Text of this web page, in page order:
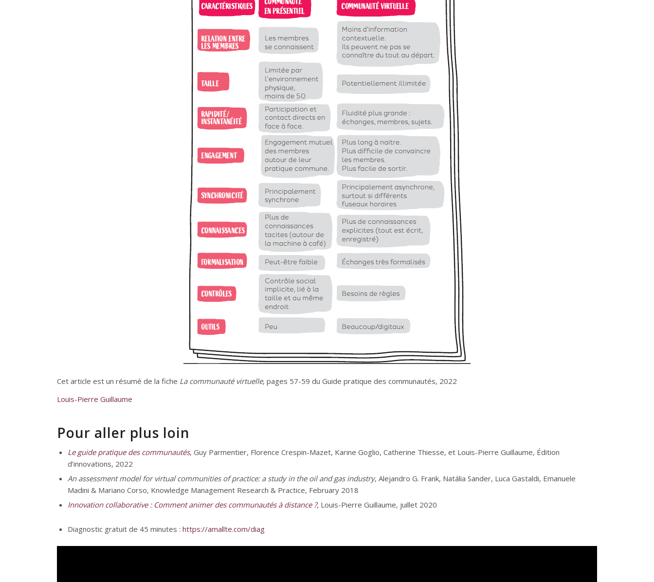
Cet article est un résumé de la fiche La communauté virtuelle, pages 57-59 du Guide pratique des communautés, 2022
Louis-Pierre Guillaume
Pour aller plus loin
Le guide pratique des communautés, Guy Parmentier, Florence Crespin-Mazet, Karine Goglio, Catherine Thiesse, et Louis-Pierre Guillaume, Édition
d’innovations, 2022
An assessment model for virtual communities of practice: a study in the oil and gas industry, Alejandro G. Frank, Natália Sander, Luca Gastaldi, Emanuele
Madini & Mariano Corso, Knowledge Management Research & Practice, February 2018
Innovation collaborative : Comment animer des communautés à distance ?, Louis-Pierre Guillaume, juillet 2020
Diagnostic gratuit de 45 minutes :https://amallte.com/diag